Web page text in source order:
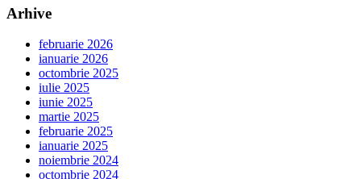
Arhive
februarie 2026
ianuarie 2026
octombrie 2025
iulie 2025
iunie 2025
martie 2025
februarie 2025
ianuarie 2025
noiembrie 2024
octombrie 2024